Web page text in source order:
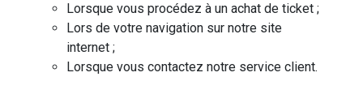
Lorsque vous procédez à un achat de ticket ;
Lors de votre navigation sur notre site
internet ;
Lorsque vous contactez notre service client.